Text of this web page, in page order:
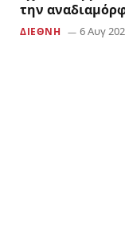
την
ΔΙΕΘΝΗ 6 Αυγ